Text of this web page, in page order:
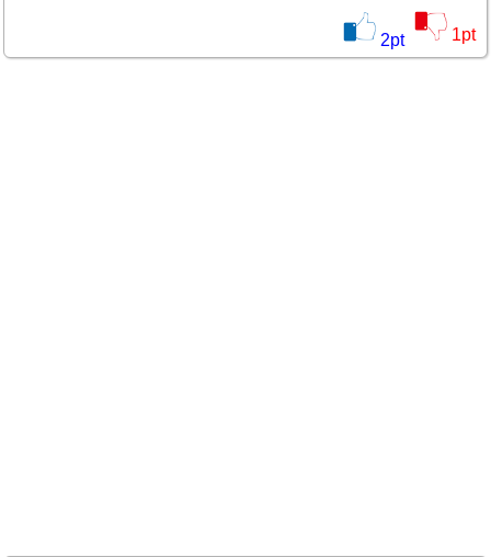
2pt 1pt